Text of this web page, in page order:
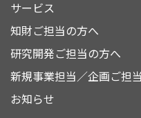
サービス
知財ご担当の方へ
研究開発ご担当の方へ
新規事業担当／企画ご担
お知らせ